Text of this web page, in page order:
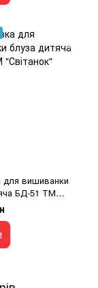
для вишиванки
БД-51 ТМ